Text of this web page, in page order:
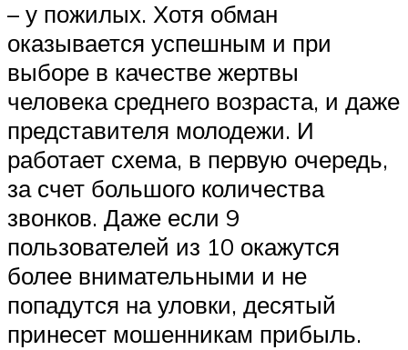
– у пожилых. Хотя обман
оказывается успешным и при
выборе в качестве жертвы
человека среднего возраста, и даже
представителя молодежи. И
работает схема, в первую очередь,
за счет большого количества
звонков. Даже если 9
пользователей из 10 окажутся
более внимательными и не
попадутся на уловки, десятый
принесет мошенникам прибыль.